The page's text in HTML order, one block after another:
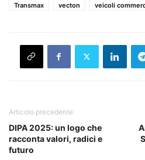
Transmax
vecton veicoli
Articolo precedente
DIPA 2025: un logo che
racconta valori, radici e
futuro